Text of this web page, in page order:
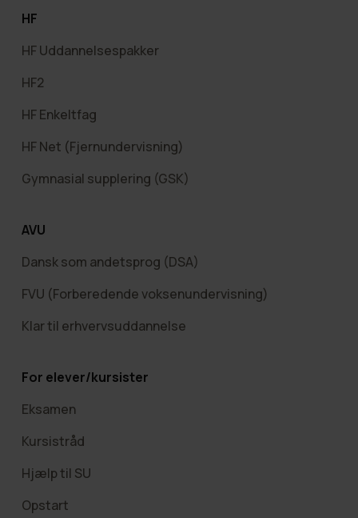
HF
HF Uddannelsespakker
HF2
HF Enkeltfag
HF Net (Fjernundervisning)
Gymnasial supplering (GSK)
AVU
Dansk som andetsprog (DSA)
FVU (Forberedende voksenundervisning)
Klar til erhvervsuddannelse
For elever/kursister
Eksamen
Kursistråd
Hjælp til SU
Opstart